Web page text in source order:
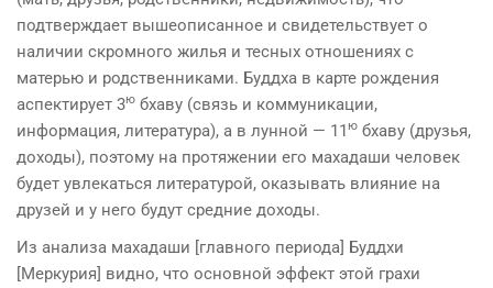
подтверждает вышеописанное и свидетельствует о
наличии скромного жилья и тесных отношениях с
матерью и родственниками. Буддха в карте рождения
аспектирует 3ю бхаву (связь и коммуникации,
информация, литература), а в лунной — 11ю бхаву (друзья,
доходы), поэтому на протяже­нии его махадаши человек
будет увлекаться литерату­рой, оказывать влияние на
друзей и у него будут средние доходы.
Из анализа махадаши [главного периода] Буддхи
[Меркурия] видно, что основной эффект этой грахи